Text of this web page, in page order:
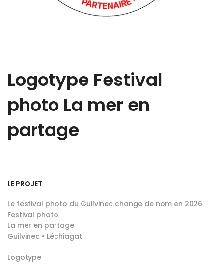
Logotype Festival
photo La mer en
partage
LE PROJET
Le festival photo du Guilvinec change de nom en 2026
Festival photo
La mer en partage
Guilvinec • Léchiagat
Logotype